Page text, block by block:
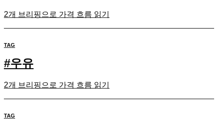
2개 브리핑으로 가격 흐름 읽기
TAG
#우유
2개 브리핑으로 가격 흐름 읽기
TAG